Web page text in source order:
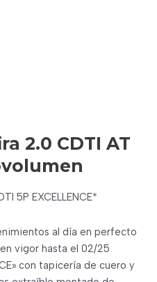
2.0 CDTI AT
5P EXCELLENCE*
al día en perfecto
vigor hasta el 02/25
con tapicería de cuero y